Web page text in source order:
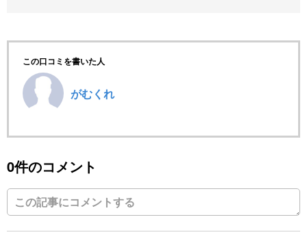
この口コミを書いた人
がむくれ
0件のコメント